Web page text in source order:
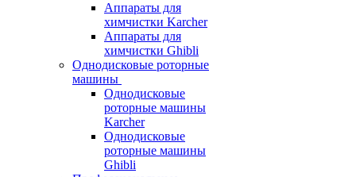
Аппараты для
химчистки Karcher
Аппараты для
химчистки Ghibli
Однодисковые роторные
машины
Однодисковые
роторные машины
Karcher
Однодисковые
роторные машины
Ghibli